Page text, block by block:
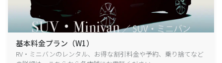
基本料金プラン（W1）
RV・ミニバンのレンタル、お得な割引料金や予約、乗り捨てなど